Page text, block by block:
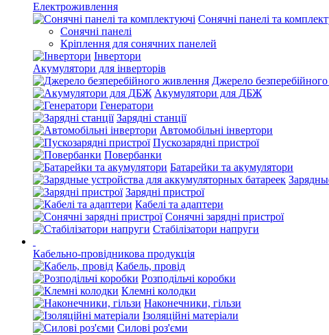
Електроживлення
Сонячні панелі та
Сонячні панелі
Кріплення для сонячних панелей
Інвертори
Акумулятори для інверторів
Джерело
Акумулятори для ДБЖ
Генератори
Зарядні станції
Автомобільні інвертори
Пускозарядні пристрої
Повербанки
Батарейки та акумулятори
Зарядні пристрої
Кабелі та адаптери
Сонячні зарядні пристрої
Стабілізатори напруги
Кабельно-провідникова продукція
Кабель, провід
Розподільчі коробки
Клемні колодки
Наконечники, гільзи
Ізоляційні матеріали
Силові роз'єми